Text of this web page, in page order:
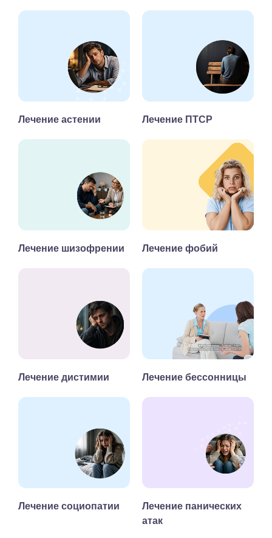
Лечение астении Лечение ПТСР
Лечение шизофрении Лечение фобий
Лечение дистимии Лечение бессонницы
Лечение социопатии
Лечение панических
атак